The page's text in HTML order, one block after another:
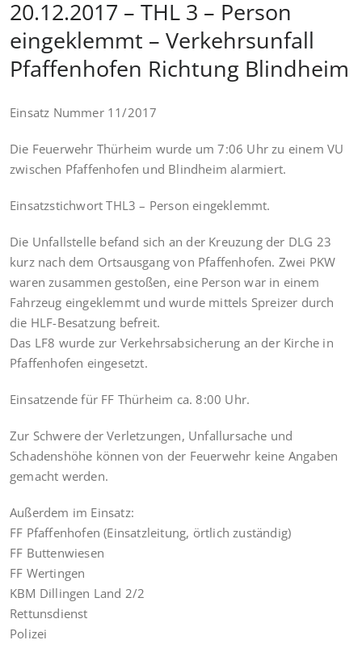
20.12.2017 – THL 3 – Person
eingeklemmt – Verkehrsunfall
Pfaffenhofen Richtung Blindheim
Einsatz Nummer 11/2017
Die Feuerwehr Thürheim wurde um 7:06 Uhr zu einem VU
zwischen Pfaffenhofen und Blindheim alarmiert.
Einsatzstichwort THL3 – Person eingeklemmt.
Die Unfallstelle befand sich an der Kreuzung der DLG 23
kurz nach dem Ortsausgang von Pfaffenhofen. Zwei PKW
waren zusammen gestoßen, eine Person war in einem
Fahrzeug eingeklemmt und wurde mittels Spreizer durch
die HLF-Besatzung befreit.
Das LF8 wurde zur Verkehrsabsicherung an der Kirche in
Pfaffenhofen eingesetzt.
Einsatzende für FF Thürheim ca. 8:00 Uhr.
Zur Schwere der Verletzungen, Unfallursache und
Schadenshöhe können von der Feuerwehr keine Angaben
gemacht werden.
Außerdem im Einsatz:
FF Pfaffenhofen (Einsatzleitung, örtlich zuständig)
FF Buttenwiesen
FF Wertingen
KBM Dillingen Land 2/2
Rettunsdienst
Polizei